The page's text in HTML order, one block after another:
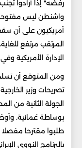
رفضه" إذا أرادوا
واشنطن ليس مفتوحا
أمريكيون على أن
المرتقب مرتفع
الإدارة الأمريكية
ومن المتوقع أن
تصريحات وزير
الجولة الثانية من
بوساطة عُمانية.
طلبوا مقترحا
بالبرنامج النووي